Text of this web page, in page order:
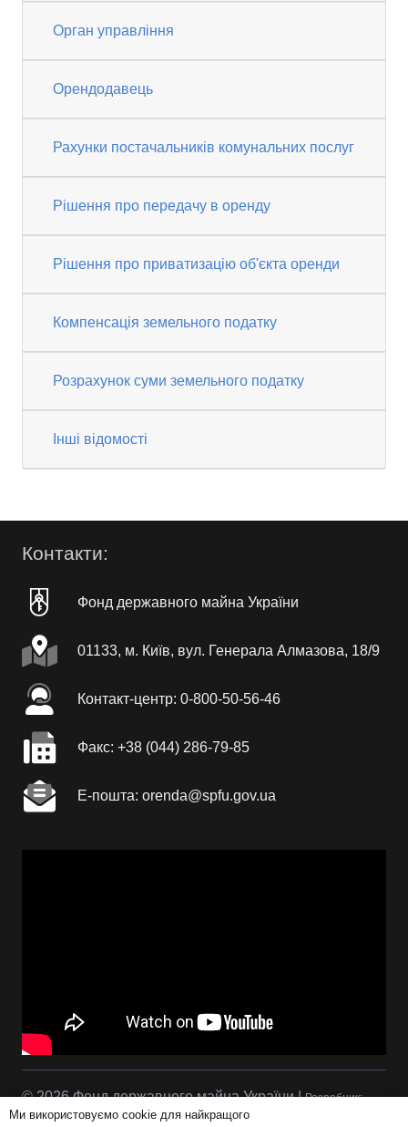
Орган управління
Орендодавець
Рахунки постачальників комунальних послуг
Рішення про передачу в оренду
Рішення про приватизацію об'єкта оренди
Компенсація земельного податку
Розрахунок суми земельного податку
Інші відомості
Контакти:
Фонд державного майна України
01133, м. Київ, вул. Генерала Алмазова, 18/9
Контакт-центр: 0-800-50-56-46
Факc: +38 (044) 286-79-85
Е-пошта: orenda@spfu.gov.ua
© 2026 Фонд державного майна України |Розробник:
Сова Р.С.
Ми використовуємо cookie для найкращого